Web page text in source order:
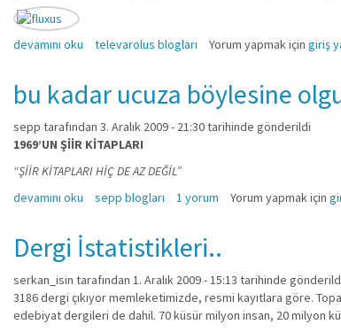
Ah bir flux olsa.. hakkında
devamını oku televarolus blogları Yorum yapmak için giriş
bu kadar ucuza böylesine
sepp tarafından 3. Aralık 2009 - 21:30 tarihinde gönderildi
1969’UN ŞİİR KİTAPLARI
“ŞİİR KİTAPLARI HİÇ DE AZ DEĞİL”
bu kadar ucuza böylesine olgun bir şiir hakkında
devamını oku sepp blogları 1 yorum Yorum yapmak için
Dergi İstatistikleri..
serkan_isin tarafından 1. Aralık 2009 - 15:13 tarihinde
3186 dergi çıkıyor memleketimizde, resmi kayıtlara göre.
edebiyat dergileri de dahil. 70 küsür milyon insan, 20 milyon